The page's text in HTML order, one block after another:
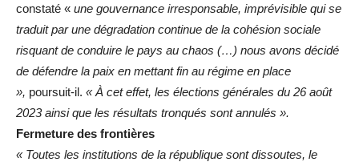
constaté « une gouvernance irresponsable, imprévisible qui se
traduit par une dégradation continue de la cohésion sociale
risquant de conduire le pays au chaos (…) nous avons décidé
de défendre la paix en mettant fin au régime en place
», poursuit-il. « À cet effet, les élections générales du 26 août
2023 ainsi que les résultats tronqués sont annulés ».
Fermeture des frontières
« Toutes les institutions de la république sont dissoutes, le